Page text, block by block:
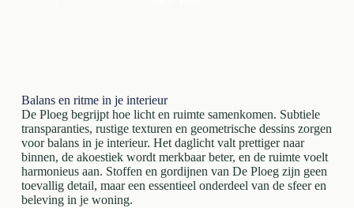
Balans en ritme in je interieur
De Ploeg begrijpt hoe licht en ruimte samenkomen. Subtiele
transparanties, rustige texturen en geometrische dessins zorgen
voor balans in je interieur. Het daglicht valt prettiger naar
binnen, de akoestiek wordt merkbaar beter, en de ruimte voelt
harmonieus aan. Stoffen en gordijnen van De Ploeg zijn geen
toevallig detail, maar een essentieel onderdeel van de sfeer en
beleving in je woning.